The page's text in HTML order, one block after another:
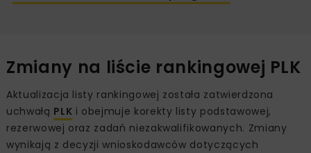
Zmiany na liście rankingowej PLK
Aktualizacja listy rankingowej została zatwierdzona
uchwałą PLK i obejmuje korekty listy podstawowej,
rezerwowej oraz zadań niezakwalifikowanych. Zmiany
wynikają z decyzji wnioskodawców dotyczących